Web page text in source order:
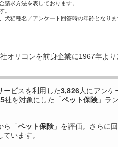
求方法を表しております。
。
猫種名／アンケート回答時の年齢となりま
オリコンを前身企業に1967年よ
ービスを利用した3,826人にアンケ
社を対象にした「ペット保険 」ラ
ら「ペット保険 」を評価。さらに
います。